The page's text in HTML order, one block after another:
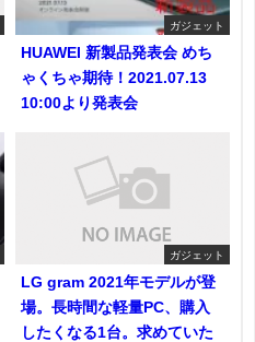
ガジェット
HUAWEI 新製品発表会 めち
ゃくちゃ期待！2021.07.13
10:00より発表会
ガジェット
LG gram 2021年モデルが登
場。長時間な軽量PC、購入
したくなる1台。求めていた